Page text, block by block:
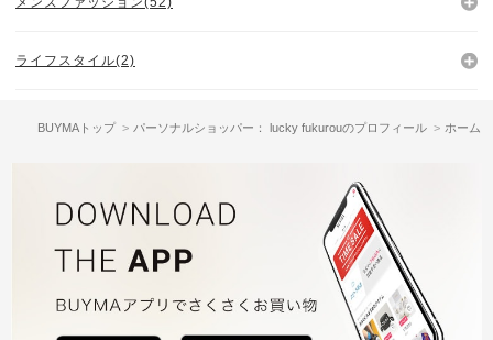
ライフスタイル(2)
BUYMAトップ パーソナルショッパー： lucky fukurouのプロフィール ホーム